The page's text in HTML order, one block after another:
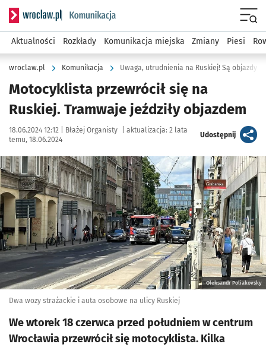
Serwis informacyjny wroclaw.pl podserwis: Komunikacja
Aktualności Rozkłady Komunikacja miejska Zmiany Piesi
wroclaw.pl Komunikacja Uwaga, utrudnienia na Ruskiej! Są objazdy
Motocyklista przewrócił się na
Ruskiej. Tramwaje jeździły objazdem
Data publikacji:
18.06.2024 12:12 | Autor:
Błażej Organisty aktualizacja: 2 lata
temu, 18.06.2024
Udostępnijartykuł
Kliknij, aby powiększyć
Oleksandr Poliakovsky
Dwa wozy strażackie i auta osobowe na ulicy Ruskiej
We wtorek 18 czerwca przed południem w centrum
Wrocławia przewrócił się motocyklista. Kilka